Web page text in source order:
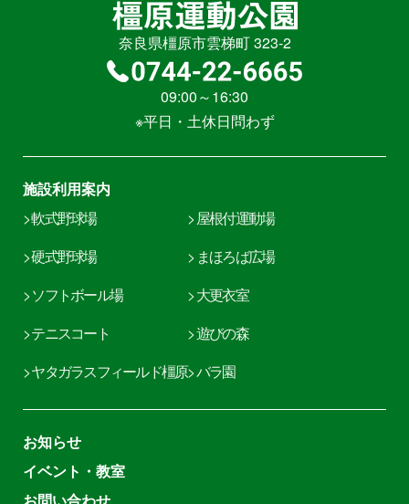
奈良県橿原市雲梯町 323-2
09:00～16:30
※平日・土休日問わず
施設利用案内
> 軟式野球場
> 硬式野球場
> ソフトボール場
> テニスコート
> ヤタガラスフィールド橿原
> 屋根付運動場
> まほろば広場
> 大更衣室
> 遊びの森
> バラ園
お知らせ
イベント・教室